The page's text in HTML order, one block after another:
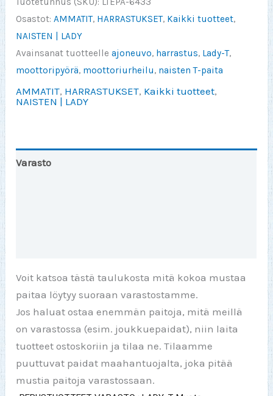
turhaa
Osastot:AMMATIT, HARRASTUKSET, Kaikki tuotteet,
NAISTEN | LADY
Avainsanat tuotteelleajoneuvo, harrastus, Lady-T,
moottoripyörä, moottoriurheilu, naisten T-paita
AMMATIT, HARRASTUKSET, Kaikki tuotteet,
NAISTEN | LADY
Varasto
Voit katsoa tästä taulukosta mitä kokoa mustaa
paitaa löytyy suoraan varastostamme.
Jos haluat ostaa enemmän paitoja, mitä meillä
on varastossa (esim. joukkuepaidat), niin laita
tuotteet ostoskoriin ja tilaa ne. Tilaamme
puuttuvat paidat maahantuojalta, joka pitää
mustia paitoja varastossaan.